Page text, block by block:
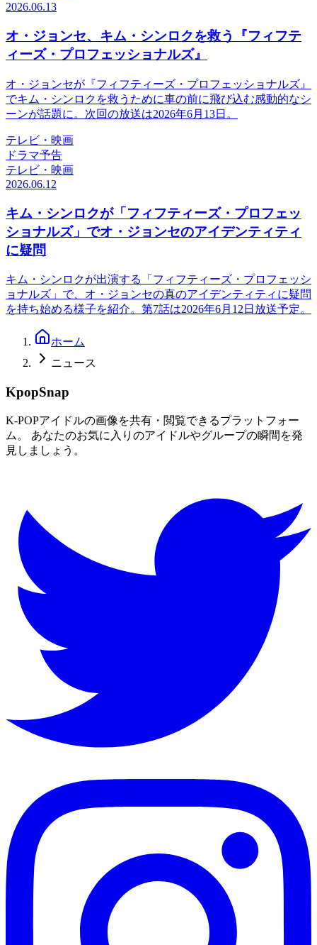
2026.06.13
オ・ジョンセ、キム・シンロクを救う『フィフテ
ィーズ・プロフェッショナルズ』
オ・ジョンセが『フィフティーズ・プロフェッショナルズ』
でキム・シンロクを救うために車の前に飛び込む感動的なシ
ーンが話題に。次回の放送は2026年6月13日。
テレビ・映画
ドラマ予告
テレビ・映画
2026.06.12
キム・シンロクが「フィフティーズ・プロフェッ
ショナルズ」でオ・ジョンセのアイデンティティ
に疑問
キム・シンロクが出演する「フィフティーズ・プロフェッシ
ョナルズ」で、オ・ジョンセの真のアイデンティティに疑問
を持ち始める様子を紹介。第7話は2026年6月12日放送予定。
ホーム
ニュース
KpopSnap
K-POPアイドルの画像を共有・閲覧できるプラットフォー
ム。 あなたのお気に入りのアイドルやグループの瞬間を発
見しましょう。